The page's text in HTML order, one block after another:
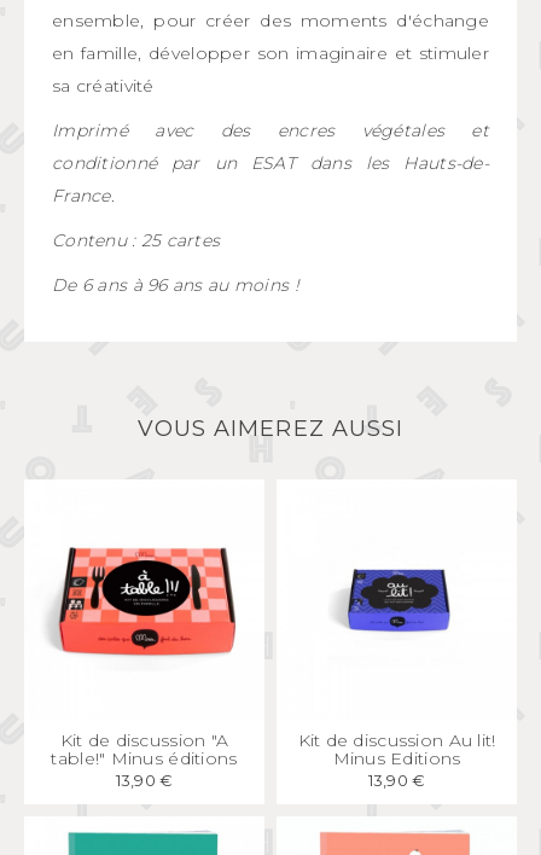
ensemble, pour créer des moments d'échange
en famille, développer son imaginaire et stimuler
sa créativité
Imprimé avec des encres végétales et
conditionné par un ESAT dans les Hauts-de-
France.
Contenu : 25 cartes
De 6 ans à 96 ans au moins !
VOUS AIMEREZ AUSSI
APERÇU RAPIDE
Kit de discussion "A
table!" Minus éditions
13,90 €
APERÇU RAPIDE
Kit de discussion Au lit!
Minus Editions
13,90 €